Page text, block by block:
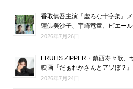
香取慎吾主演『虚ろな十字架』
蓮佛美沙子、宇崎竜童、ピエー
2026年7月26日
FRUITS ZIPPER・鎮西寿々歌、
映画『だぁれかさんとアソぼ？
2026年7月24日